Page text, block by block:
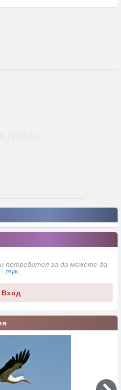
потребител за да можете да
тук
Вход